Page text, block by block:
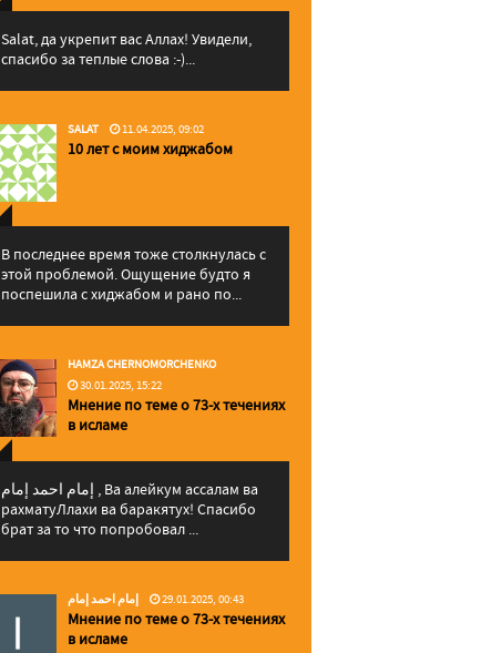
Salat, да укрепит вас Аллаx! Увидели,
спасибо за теплые слова :-)...
SALAT 11.04.2025, 09:02
10 лет с моим хиджабом
В последнее время тоже столкнулась с
этой проблемой. Ощущение будто я
поспешила с хиджабом и рано по...
HAMZA CHERNOMORCHENKO
30.01.2025, 15:22
Мнение по теме о 73-х течениях
в исламе
إمام احمد إمام , Ва алейкум ассалам ва
рахматуЛлахи ва баракятух! Спасибо
брат за то что попробовал ...
إمام احمد إمام 29.01.2025, 00:43
Мнение по теме о 73-х течениях
в исламе